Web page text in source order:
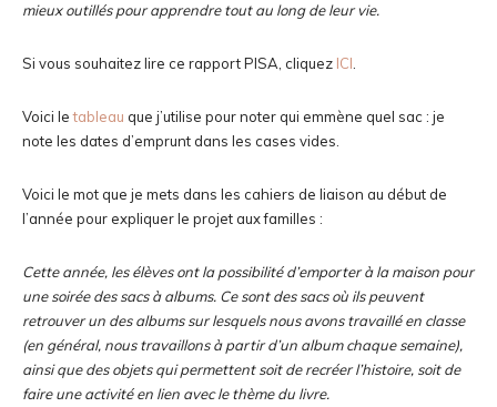
mieux outillés pour apprendre tout au long de leur vie.
Si vous souhaitez lire ce rapport PISA, cliquez ICI
Voici letableau que j’utilise pour noter qui emmène quel sac : je
note les dates d’emprunt dans les cases vides.
Voici le mot que je mets dans les cahiers de liaison au début de
l’année pour expliquer le projet aux familles :
Cette année, les élèves ont la possibilité d’emporter à la maison pour
une soirée des sacs à albums. Ce sont des sacs où ils peuvent
retrouver un des albums sur lesquels nous avons travaillé en classe
(en général, nous travaillons à partir d’un album chaque semaine),
ainsi que des objets qui permettent soit de recréer l’histoire, soit de
faire une activité en lien avec le thème du livre.